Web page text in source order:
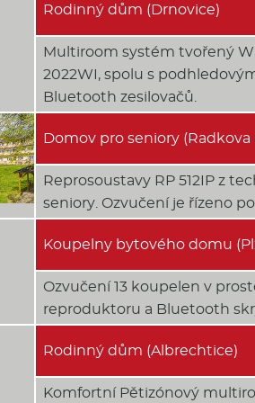
Rodinný dům (Drnovice)
Multiroom systém tvořený
2022WI, spolu s
Bluetooth zesilovačů.
Domov pro seniory (Radkova
Reprosoustavy RP 512IP z
seniory. Ozvučení je řízeno
Koupelny bytového domu
Ozvučení 13 koupelen v
reproduktoru a Bluetooth
Rodinný dům (Albrechtice)
Komfortní Pětizónový